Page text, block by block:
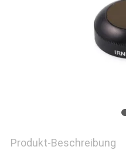
Produkt-Beschreibung